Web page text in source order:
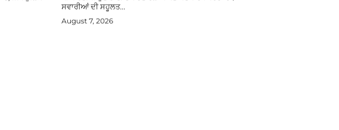
ਸਵਾਰੀਆਂ ਦੀ ਸਹੂਲਤ...
August 7, 2026